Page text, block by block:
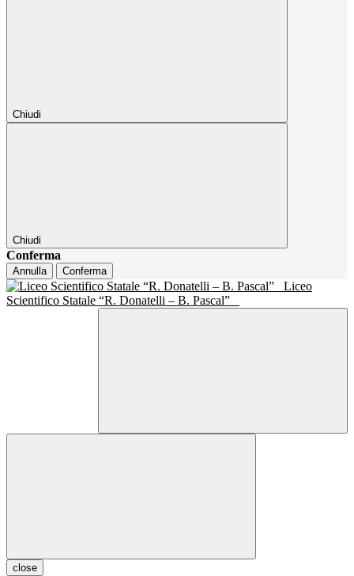
Chiudi
Chiudi
Conferma
Annulla Conferma
Liceo
Scientifico Statale “R. Donatelli – B. Pascal”
close